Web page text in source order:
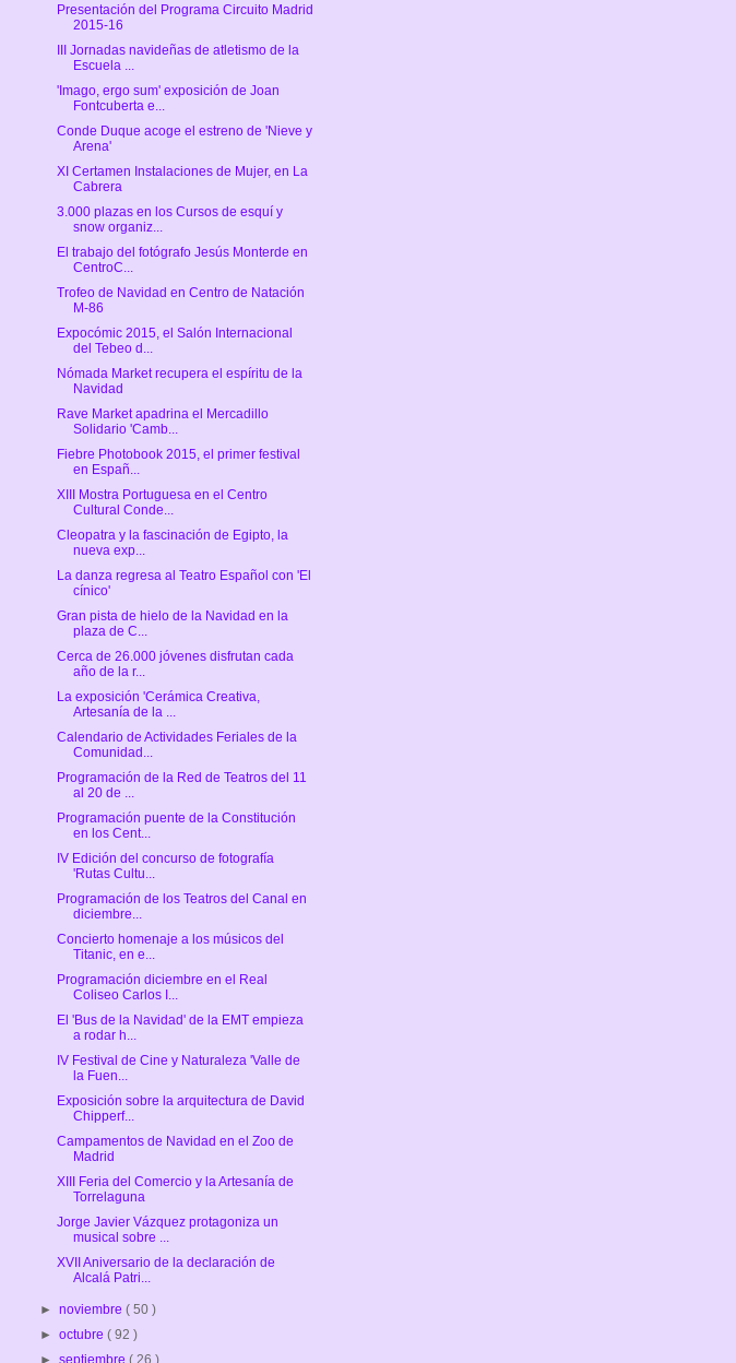
Presentación del Programa Circuito Madrid
2015-16
III Jornadas navideñas de atletismo de la
Escuela ...
'Imago, ergo sum' exposición de Joan
Fontcuberta e...
Conde Duque acoge el estreno de 'Nieve y
Arena'
XI Certamen Instalaciones de Mujer, en La
Cabrera
3.000 plazas en los Cursos de esquí y
snow organiz...
El trabajo del fotógrafo Jesús Monterde en
CentroC...
Trofeo de Navidad en Centro de Natación
M-86
Expocómic 2015, el Salón Internacional
del Tebeo d...
Nómada Market recupera el espíritu de la
Navidad
Rave Market apadrina el Mercadillo
Solidario 'Camb...
Fiebre Photobook 2015, el primer festival
en Españ...
XIII Mostra Portuguesa en el Centro
Cultural Conde...
Cleopatra y la fascinación de Egipto, la
nueva exp...
La danza regresa al Teatro Español con 'El
cínico'
Gran pista de hielo de la Navidad en la
plaza de C...
Cerca de 26.000 jóvenes disfrutan cada
año de la r...
La exposición 'Cerámica Creativa,
Artesanía de la ...
Calendario de Actividades Feriales de la
Comunidad...
Programación de la Red de Teatros del 11
al 20 de ...
Programación puente de la Constitución
en los Cent...
IV Edición del concurso de fotografía
'Rutas Cultu...
Programación de los Teatros del Canal en
diciembre...
Concierto homenaje a los músicos del
Titanic, en e...
Programación diciembre en el Real
Coliseo Carlos I...
El 'Bus de la Navidad' de la EMT empieza
a rodar h...
IV Festival de Cine y Naturaleza 'Valle de
la Fuen...
Exposición sobre la arquitectura de David
Chipperf...
Campamentos de Navidad en el Zoo de
Madrid
XIII Feria del Comercio y la Artesanía de
Torrelaguna
Jorge Javier Vázquez protagoniza un
musical sobre ...
XVII Aniversario de la declaración de
Alcalá Patri...
►noviembre( 50 )
►octubre( 92 )
►septiembre( 26 )